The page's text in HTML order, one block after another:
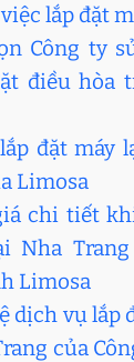
lắp đặt
Công ty
điều hòa
đặt máy
Limosa
chi tiết
Nha
Limosa
dịch vụ lắp
của